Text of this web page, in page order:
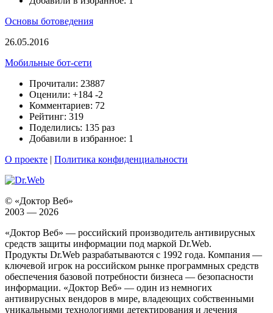
Основы ботоведения
26.05.2016
Мобильные бот-сети
Прочитали: 23887
Оценили: +184 -2
Комментариев: 72
Рейтинг: 319
Поделились: 135 раз
Добавили в избранное: 1
О проекте | Политика конфиденциальности
© «Доктор Веб»
2003 — 2026
«Доктор Веб» — российский производитель антивирусных
средств защиты информации под маркой Dr.Web.
Продукты Dr.Web разрабатываются с 1992 года. Компания —
ключевой игрок на российском рынке программных средств
обеспечения базовой потребности бизнеса — безопасности
информации. «Доктор Веб» — один из немногих
антивирусных вендоров в мире, владеющих собственными
уникальными технологиями детектирования и лечения